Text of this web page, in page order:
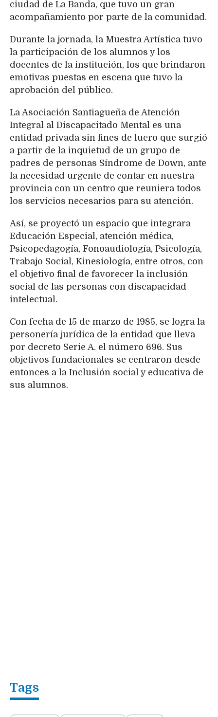
ciudad de La Banda, que tuvo un gran
acompañamiento por parte de la comunidad.
Durante la jornada, la Muestra Artística tuvo
la participación de los alumnos y los
docentes de la institución, los que brindaron
emotivas puestas en escena que tuvo la
aprobación del público.
La Asociación Santiagueña de Atención
Integral al Discapacitado Mental es una
entidad privada sin fines de lucro que surgió
a partir de la inquietud de un grupo de
padres de personas Síndrome de Down, ante
la necesidad urgente de contar en nuestra
provincia con un centro que reuniera todos
los servicios necesarios para su atención.
Así, se proyectó un espacio que integrara
Educación Especial, atención médica,
Psicopedagogía, Fonoaudiología, Psicología,
Trabajo Social, Kinesiología, entre otros, con
el objetivo final de favorecer la inclusión
social de las personas con discapacidad
intelectual.
Con fecha de 15 de marzo de 1985, se logra la
personería jurídica de la entidad que lleva
por decreto Serie A. el número 696. Sus
objetivos fundacionales se centraron desde
entonces a la Inclusión social y educativa de
sus alumnos.